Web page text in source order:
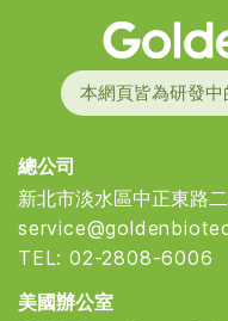
本網頁皆為研發
總公司
新北市淡水區中正東路
TEL: 02-2808-6006
美國辦公室